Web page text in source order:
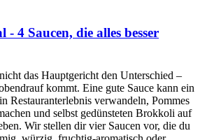
- 4 Saucen, die alles besser
das Hauptgericht den Unterschied –
kommt. Eine gute Sauce kann ein
Restauranterlebnis verwandeln, Pommes
und selbst gedünsteten Brokkoli auf
Wir stellen dir vier Saucen vor, die du